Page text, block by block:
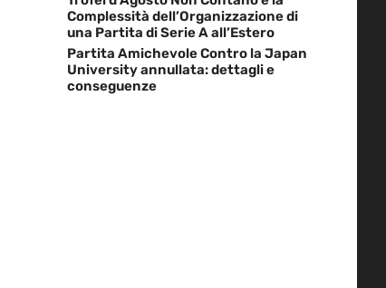
Complessità dell’Organizzazione di
una Partita di Serie A all’Estero
Partita Amichevole Contro la Japan
University annullata: dettagli e
conseguenze